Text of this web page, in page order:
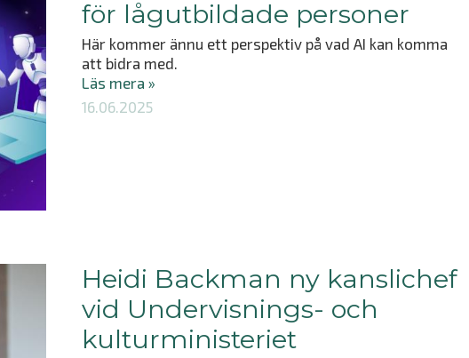
för lågutbildade personer
Här kommer ännu ett perspektiv på vad AI kan komma
att bidra med.
Läs mera »
16.06.2025
Heidi Backman ny kanslichef
vid Undervisnings- och
kulturministeriet